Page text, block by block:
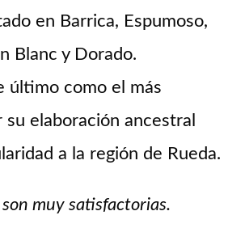
en Barrica, Espumoso,
Blanc y Dorado.
último como el más
elaboración ancestral
a la región de Rueda.
son muy satisfactorias.